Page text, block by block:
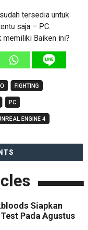
tersedia untuk
saja – PC.
memiliki Baiken ini?
FIGHTING
PC
ENGINE 4
Siapkan
Pada Agustus